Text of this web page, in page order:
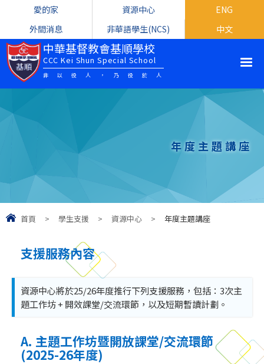
中華基督教會基順學校
CCC Kei Shun Special School
非以役人，乃役於人
ENG
中文
資源中心
愛的家
非華語學生(NCS)
外間消息
年度主題講座
首頁 > 學生支援 > 資源中心 > 年度主題講座
支援服務內容
資源中心將於25/26年度推行下列支援服務，包括：3次主
題工作坊 + 開效課堂/交流環節，以及短期暫讀計劃。
A. 主題工作坊暨開放課堂/交流環節
(2025-26年度)